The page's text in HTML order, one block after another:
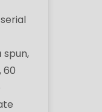
spun,
60